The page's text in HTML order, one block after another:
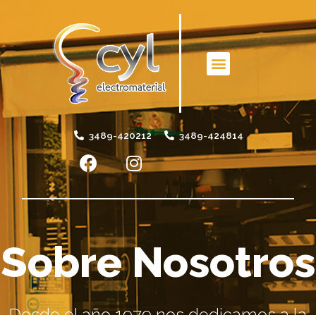
3489-420212 3489-424814
Sobre Nosotros